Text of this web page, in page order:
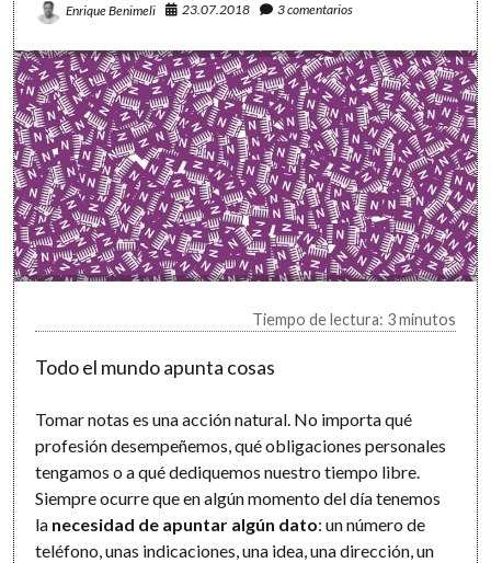
Enrique Benimeli 23.07.2018 3 comentarios
Tiempo de lectura: 3 minutos
Todo el mundo apunta cosas
Tomar notas es una acción natural. No importa qué
profesión desempeñemos, qué obligaciones personales
tengamos o a qué dediquemos nuestro tiempo libre.
Siempre ocurre que en algún momento del día tenemos
la necesidad de apuntar algún dato: un número de
teléfono, unas indicaciones, una idea, una dirección, un